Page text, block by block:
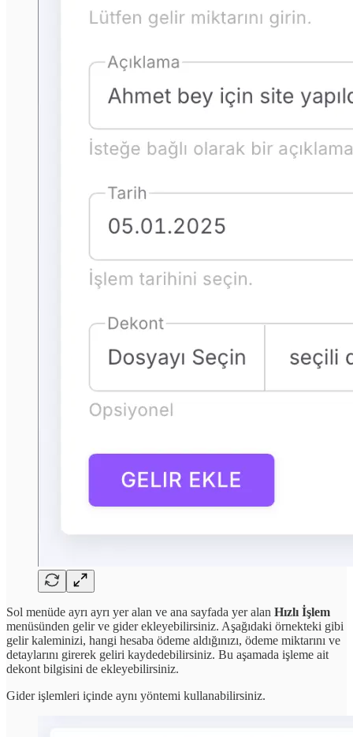
Sol menüde ayrı ayrı yer alan ve ana sayfada yer alan Hızlı İşlem
menüsünden gelir ve gider ekleyebilirsiniz. Aşağıdaki örnekteki gibi
gelir kaleminizi, hangi hesaba ödeme aldığınızı, ödeme miktarını ve
detaylarını girerek geliri kaydedebilirsiniz. Bu aşamada işleme ait
dekont bilgisini de ekleyebilirsiniz.
Gider işlemleri içinde aynı yöntemi kullanabilirsiniz.